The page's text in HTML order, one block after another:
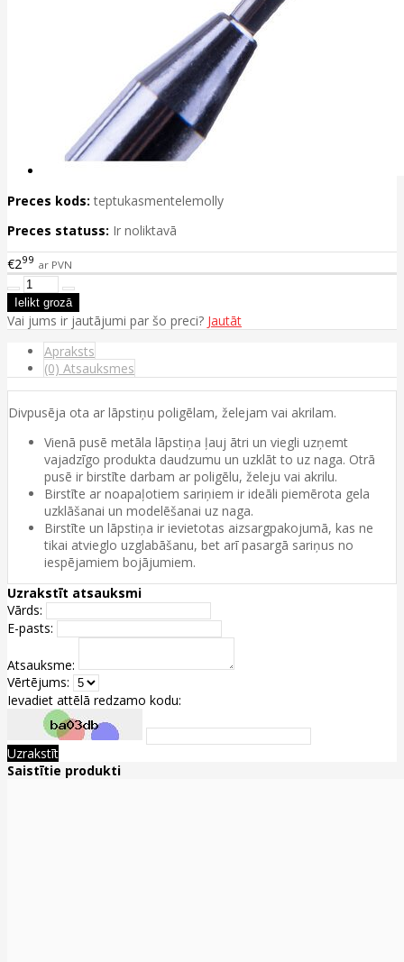
Preces kods: teptukasmentelemolly
Preces statuss: Ir noliktavā
€299 ar PVN
Vai jums ir jautājumi par šo preci? Jautāt
Apraksts
(0) Atsauksmes
Divpusēja ota ar lāpstiņu poligēlam, želejam vai akrilam.
Vienā pusē metāla lāpstiņa ļauj ātri un viegli uzņemt
vajadzīgo produkta daudzumu un uzklāt to uz naga. Otrā
pusē ir birstīte darbam ar poligēlu, želeju vai akrilu.
Birstīte ar noapaļotiem sariņiem ir ideāli piemērota gela
uzklāšanai un modelēšanai uz naga.
Birstīte un lāpstiņa ir ievietotas aizsargpakojumā, kas ne
tikai atvieglo uzglabāšanu, bet arī pasargā sariņus no
iespējamiem bojājumiem.
Uzrakstīt atsauksmi
Vārds:
E-pasts:
Atsauksme:
Vērtējums:
Ievadiet attēlā redzamo kodu:
Uzrakstīt
Saistītie produkti